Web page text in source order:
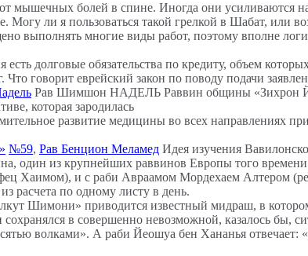
мышечных болей в спине. Иногда они усиливаются
Могу ли я пользоваться такой грелкой в Шабат, или
выполнять многие виды работ, поэтому вполне
долговые обязательства по кредиту, объем
говорит еврейский закон по поводу подачи
Рав Шимшон НАДЕЛЬ Раввин общины «Зихрон
которая зародилась
развитие медицины во всех направлениях
№59, Рав Бенцион Меламед Идея изучения
один из крупнейших раввинов Европы того
Хаимом), и с раби Авраамом Мордехаем Алтером
расчета по одному листу в день.
Шимони» приводится известный мидраш, в
в совершенно невозможной, казалось бы,
волками». А раби Йеошуа бен Хананья